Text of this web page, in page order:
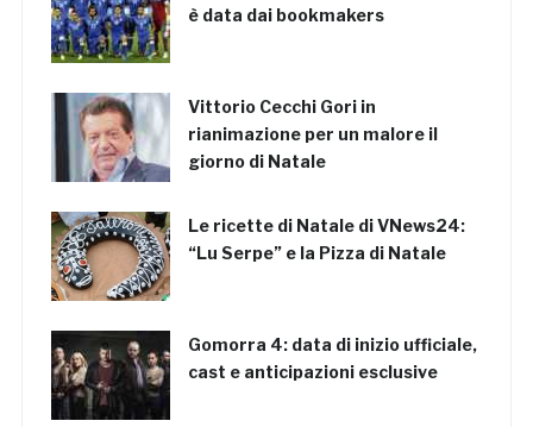
è data dai bookmakers
Vittorio Cecchi Gori in
rianimazione per un malore il
giorno di Natale
Le ricette di Natale di VNews24:
“Lu Serpe” e la Pizza di Natale
Gomorra 4: data di inizio ufficiale,
cast e anticipazioni esclusive